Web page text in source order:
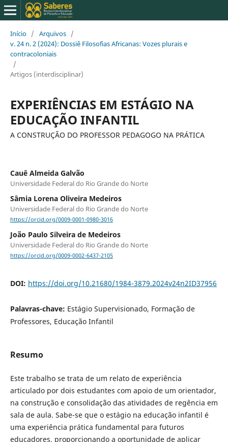
Início / Arquivos /
v. 24 n. 2 (2024): Dossiê Filosofias Africanas: Vozes plurais e
contracoloniais
/
Artigos (interdisciplinar)
EXPERIÊNCIAS EM ESTÁGIO NA
EDUCAÇÃO INFANTIL
A CONSTRUÇÃO DO PROFESSOR PEDAGOGO NA PRÁTICA
Cauê Almeida Galvão
Universidade Federal do Rio Grande do Norte
Sâmia Lorena Oliveira Medeiros
Universidade Federal do Rio Grande do Norte
https://orcid.org/0009-0001-0980-3016
João Paulo Silveira de Medeiros
Universidade Federal do Rio Grande do Norte
https://orcid.org/0009-0002-6437-2105
DOI: https://doi.org/10.21680/1984-3879.2024v24n2ID37956
Palavras-chave: Estágio Supervisionado, Formação de
Professores, Educação Infantil
Resumo
Este trabalho se trata de um relato de experiência
articulado por dois estudantes com apoio de um orientador,
na construção e consolidação das atividades de regência em
sala de aula. Sabe-se que o estágio na educação infantil é
uma experiência prática fundamental para futuros
educadores, proporcionando a oportunidade de aplicar